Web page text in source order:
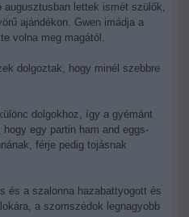
augusztusban lettek ismét szülők,
ajándékon. Gwen imádja a
volna meg magától.
dolgoztak, hogy minél szebbre
dolgokhoz, így a gyémánt
egy partin ham and eggs-
férje pedig tojásnak
és a szalonna hazabattyogott és
a szomszédok legnagyobb